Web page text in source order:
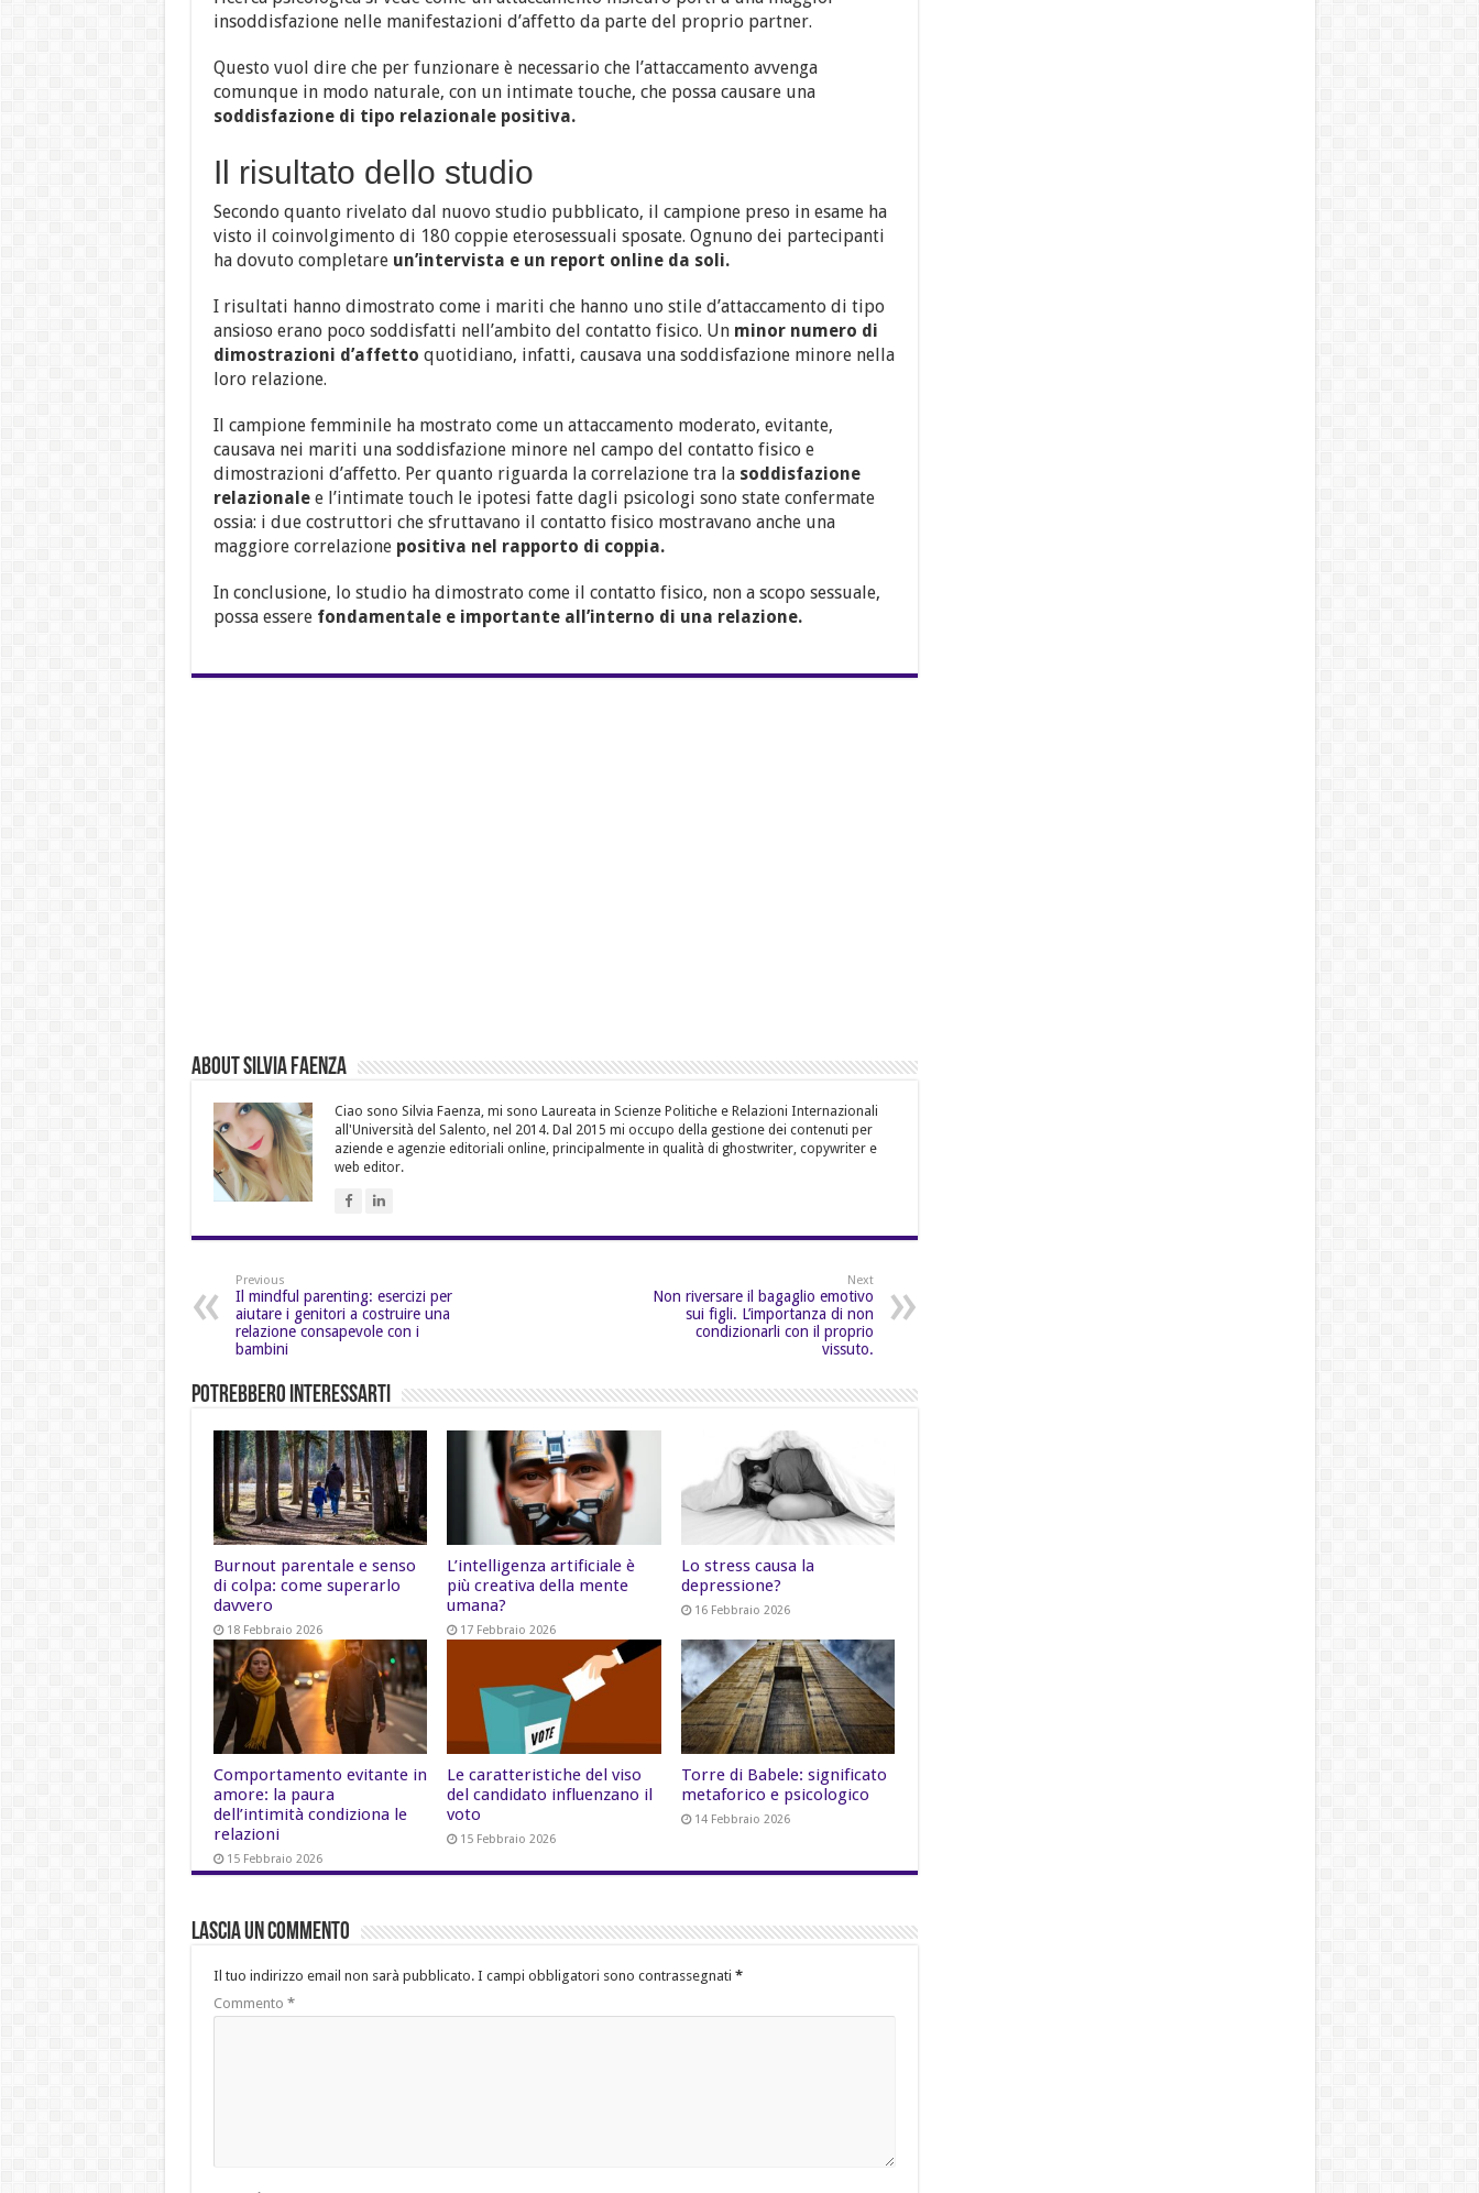
insoddisfazione nelle manifestazioni d’affetto da parte del proprio partner.
Questo vuol dire che per funzionare è necessario che l’attaccamento avvenga
comunque in modo naturale, con un intimate touche, che possa causare una
soddisfazione di tipo relazionale positiva.
Il risultato dello studio
Secondo quanto rivelato dal nuovo studio pubblicato, il campione preso in esame ha
visto il coinvolgimento di 180 coppie eterosessuali sposate. Ognuno dei partecipanti
ha dovuto completareun’intervista e un report online da soli.
I risultati hanno dimostrato come i mariti che hanno uno stile d’attaccamento di tipo
ansioso erano poco soddisfatti nell’ambito del contatto fisico. Unminor numero di
dimostrazioni d’affetto quotidiano, infatti, causava una soddisfazione minore nella
loro relazione.
Il campione femminile ha mostrato come un attaccamento moderato, evitante,
causava nei mariti una soddisfazione minore nel campo del contatto fisico e
dimostrazioni d’affetto. Per quanto riguarda la correlazione tra lasoddisfazione
relazionalee l’intimate touch le ipotesi fatte dagli psicologi sono state confermate
ossia: i due costruttori che sfruttavano il contatto fisico mostravano anche una
maggiore correlazione positiva nel rapporto di coppia.
In conclusione, lo studio ha dimostrato come il contatto fisico, non a scopo sessuale,
possa esserefondamentale e importante all’interno di una relazione.
About Silvia Faenza
Ciao sono Silvia Faenza, mi sono Laureata in Scienze Politiche e Relazioni Internazionali
all'Università del Salento, nel 2014. Dal 2015 mi occupo della gestione dei contenuti per
aziende e agenzie editoriali online, principalmente in qualità di ghostwriter, copywriter e
web editor.
Previous
Il mindful parenting: esercizi per
aiutare i genitori a costruire una
relazione consapevole con i
bambini
Next
Non riversare il bagaglio emotivo
sui figli. L’importanza di non
condizionarli con il proprio
vissuto.
Potrebbero Interessarti
Burnout parentale e senso
di colpa: come superarlo
davvero
18 Febbraio 2026
L’intelligenza artificiale è
più creativa della mente
umana?
17 Febbraio 2026
Lo stress causa la
depressione?
16 Febbraio 2026
Comportamento evitante in
amore: la paura
dell’intimità condiziona le
relazioni
15 Febbraio 2026
Le caratteristiche del viso
del candidato influenzano il
voto
15 Febbraio 2026
Torre di Babele: significato
metaforico e psicologico
14 Febbraio 2026
Lascia un commento
Il tuo indirizzo email non sarà pubblicato. I campi obbligatori sono contrassegnati *
Commento *